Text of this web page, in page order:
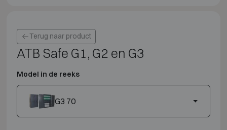
Terug naar product
ATB Safe G1, G2 en G3
Model in de reeks
G3 70